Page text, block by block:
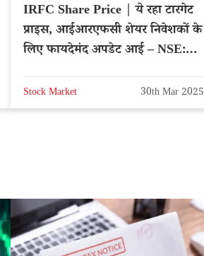
IRFC Share Price | ये रहा टारगेट
प्राइस, आईआरएफसी शेयर निवेशकों के
लिए फायदेमंद अपडेट आई – NSE:
Stock Market 30th Mar 2025